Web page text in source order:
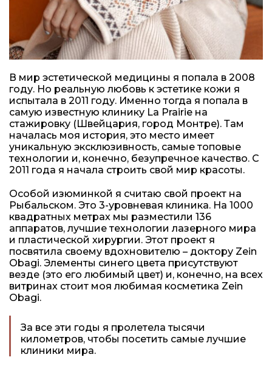
В мир эстетической медицины я попала в 2008
году. Но реальную любовь к эстетике кожи я
испытала в 2011 году. Именно тогда я попала в
самую известную клинику La Prairie на
стажировку (Швейцария, город Монтре). Там
началась моя история, это место имеет
уникальную эксклюзивность, самые топовые
технологии и, конечно, безупречное качество. С
2011 года я начала строить свой мир красоты.
Особой изюминкой я считаю свой проект на
Рыбальском. Это 3-уровневая клиника. На 1000
квадратных метрах мы разместили 136
аппаратов, лучшие технологии лазерного мира
и пластической хирургии. Этот проект я
посвятила своему вдохновителю – доктору Zein
Obagi. Элементы синего цвета присутствуют
везде (это его любимый цвет) и, конечно, на всех
витринах стоит моя любимая косметика Zein
Obagi.
За все эти годы я пролетела тысячи
километров, чтобы посетить самые лучшие
клиники мира.